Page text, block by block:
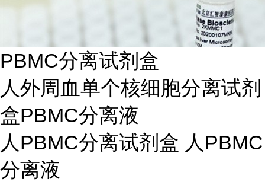
PBMC分离试剂盒
人外周血单个核细胞分离试剂
盒PBMC分离液
人PBMC分离试剂盒 人PBMC
分离液